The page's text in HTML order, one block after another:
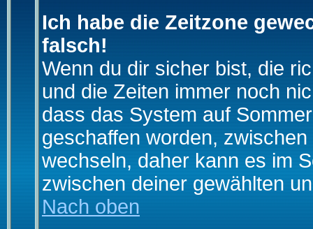
Ich habe die Zeitzone
falsch!
Wenn du dir sicher bist, die
und die Zeiten immer noch
dass das System auf
geschaffen worden,
wechseln, daher kann es im
zwischen deiner gewählten
Nach oben